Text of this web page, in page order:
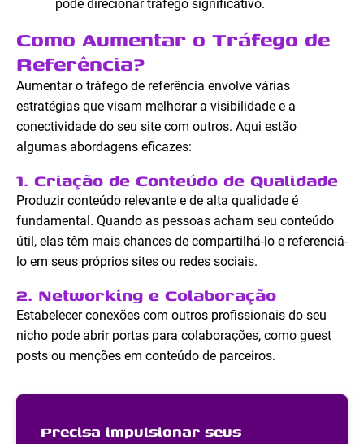
pode direcionar tráfego significativo.
Como Aumentar o Tráfego de
Referência?
Aumentar o tráfego de referência envolve várias
estratégias que visam melhorar a visibilidade e a
conectividade do seu site com outros. Aqui estão
algumas abordagens eficazes:
1. Criação de Conteúdo de Qualidade
Produzir conteúdo relevante e de alta qualidade é
fundamental. Quando as pessoas acham seu conteúdo
útil, elas têm mais chances de compartilhá-lo e referenciá-
lo em seus próprios sites ou redes sociais.
2. Networking e Colaboração
Estabelecer conexões com outros profissionais do seu
nicho pode abrir portas para colaborações, como guest
posts ou menções em conteúdo de parceiros.
Precisa impulsionar seus